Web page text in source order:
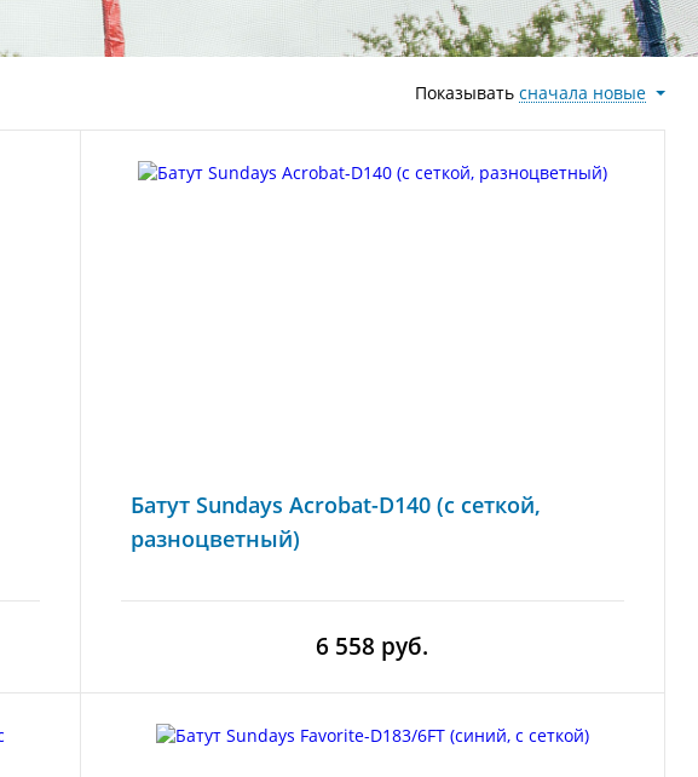
Показывать сначала новые
Батут Sundays Acrobat-D140 (с сеткой,
разноцветный)
6 558 руб.